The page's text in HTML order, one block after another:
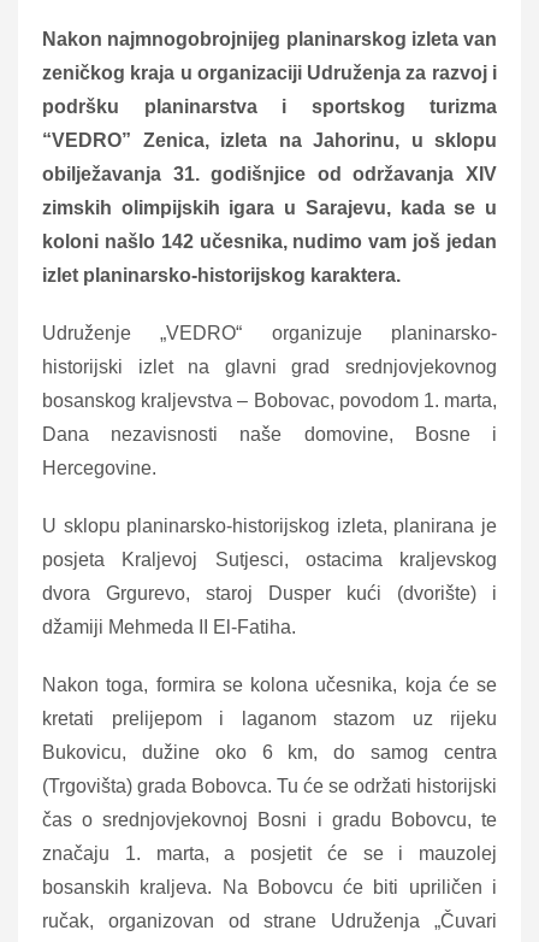
Nakon najmnogobrojnijeg planinarskog izleta van
zeničkog kraja u organizaciji Udruženja za razvoj i
podršku planinarstva i sportskog turizma
“VEDRO” Zenica, izleta na Jahorinu, u sklopu
obilježavanja 31. godišnjice od održavanja XIV
zimskih olimpijskih igara u Sarajevu, kada se u
koloni našlo 142 učesnika, nudimo vam još jedan
izlet planinarsko-historijskog karaktera.
Udruženje „VEDRO“ organizuje planinarsko-
historijski izlet na glavni grad srednjovjekovnog
bosanskog kraljevstva – Bobovac, povodom 1. marta,
Dana nezavisnosti naše domovine, Bosne i
Hercegovine.
U sklopu planinarsko-historijskog izleta, planirana je
posjeta Kraljevoj Sutjesci, ostacima kraljevskog
dvora Grgurevo, staroj Dusper kući (dvorište) i
džamiji Mehmeda II El-Fatiha.
Nakon toga, formira se kolona učesnika, koja će se
kretati prelijepom i laganom stazom uz rijeku
Bukovicu, dužine oko 6 km, do samog centra
(Trgovišta) grada Bobovca. Tu će se održati historijski
čas o srednjovjekovnoj Bosni i gradu Bobovcu, te
značaju 1. marta, a posjetit će se i mauzolej
bosanskih kraljeva. Na Bobovcu će biti upriličen i
ručak, organizovan od strane Udruženja „Čuvari